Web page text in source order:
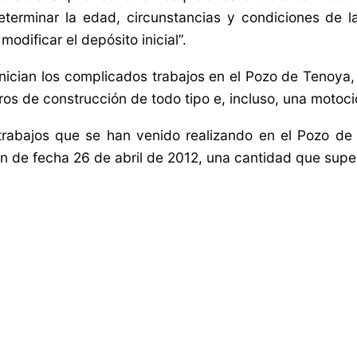
la edad, circunstancias y condiciones
el depósito inicial”.
los complicados trabajos en el Pozo de
de construcción de todo tipo e, incluso, una
que se han venido realizando en el Pozo
de fecha 26 de abril de 2012, una cantidad que